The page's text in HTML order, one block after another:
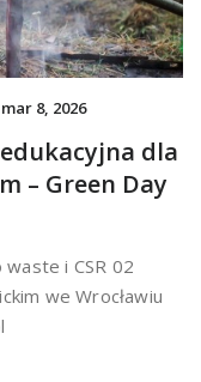
mar 8, 2026
dla
– Green Day
i CSR 02
we Wrocławiu